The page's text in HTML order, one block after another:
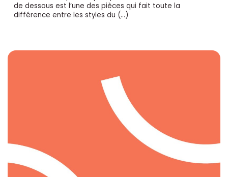
de dessous est l’une des pièces qui fait toute la
différence entre les styles du (…)